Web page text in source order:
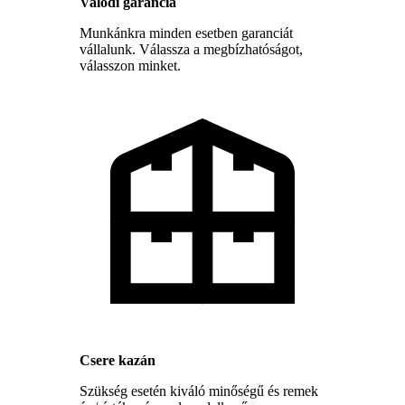
Munkánkra minden esetben garanciát
vállalunk. Válassza a megbízhatóságot,
válasszon minket.
Csere kazán
Szükség esetén kiváló minőségű és remek